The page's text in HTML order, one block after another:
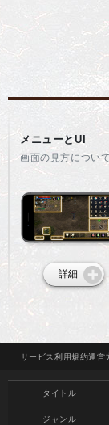
メニューとUI
画面の見方について
詳細
サービス 利用規約運営
タイトル
ジャンル